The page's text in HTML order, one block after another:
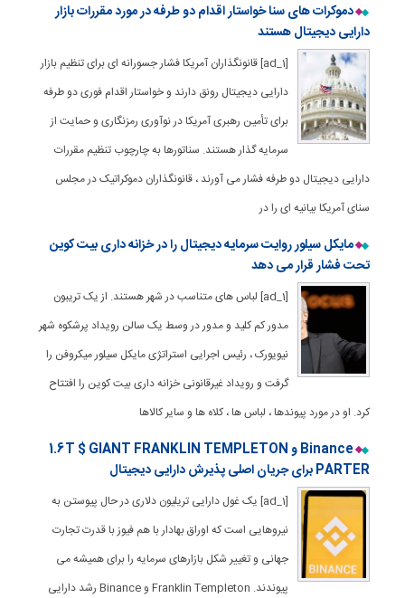
دموکرات های سنا خواستار اقدام دو طرفه در مورد مقررات بازار
دارایی دیجیتال هستند
[ad_1] قانونگذاران آمریكا فشار جسورانه ای برای تنظیم بازار
دارایی دیجیتال رونق دارند و خواستار اقدام فوری دو طرفه
برای تأمین رهبری آمریكا در نوآوری رمزنگاری و حمایت از
سرمایه گذار هستند. سناتورها به چارچوب تنظیم مقررات
دارایی دیجیتال دو طرفه فشار می آورند ، قانونگذاران دموکراتیک در مجلس
سنای آمریکا بیانیه ای را در
مایکل سیلور روایت سرمایه دیجیتال را در خزانه داری بیت کوین
تحت فشار قرار می دهد
[ad_1] لباس های متناسب در شهر هستند. از یک تریبون
مدور کم کلید و مدور در وسط یک سالن رویداد پرشکوه شهر
نیویورک ، رئیس اجرایی استراتژی مایکل سیلور میکروفن را
گرفت و رویداد غیرقانونی خزانه داری بیت کوین را افتتاح
کرد. او در مورد پیوندها ، لباس ها ، کلاه ها و سایر کالاها
Binance و 1.6T $ GIANT FRANKLIN TEMPLETON
PARTER برای جریان اصلی پذیرش دارایی دیجیتال
[ad_1] یک غول دارایی تریلیون دلاری در حال پیوستن به
نیروهایی است که اوراق بهادار با هم فیوز با قدرت تجارت
جهانی و تغییر شکل بازارهای سرمایه را برای همیشه می
پیوندند. Franklin Templeton و Binance رشد دارایی